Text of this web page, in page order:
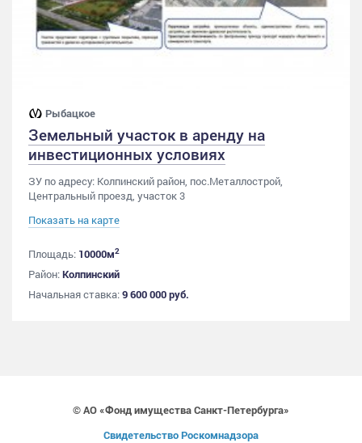
Рыбацкое
Земельный участок в аренду на
инвестиционных условиях
ЗУ по адресу: Колпинский район, пос.Металлострой,
Центральный проезд, участок 3
Показать на карте
Площадь: 10000м2
Район:Колпинский
Начальная ставка:9 600 000 руб.
© АО «Фонд имущества Санкт-Петербурга»
Свидетельство Роскомнадзора